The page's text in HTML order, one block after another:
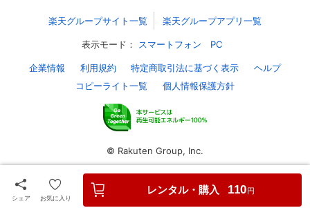
メルマガ
メルマガの配信停止、配信先のメールアド
レスの変更が可能です。
定額見放題解約
定額見放題コンテンツの解約はこちらから
ログアウト
シェア お気に入り
レンタル・購入 110 円
楽天グループサイト一覧 楽天グループアプリ一覧
表示モード： スマートフォン PC
企業情報 利用規約 特定商取引法に基づく表示
ヘルプ
コピーライト一覧
個人情報保護方針
© Rakuten Group, Inc.